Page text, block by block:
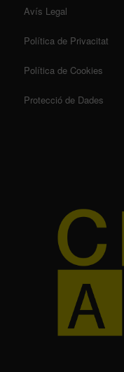
Avís Legal
Política de Privacitat
Política de Cookies
Protecció de Dades